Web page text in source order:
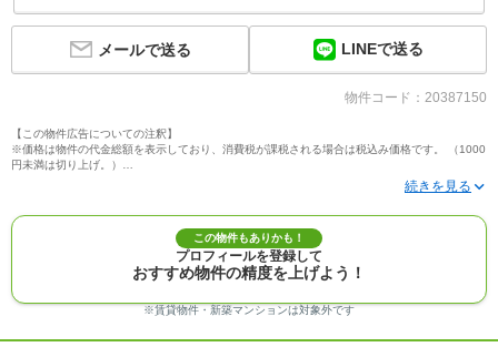
メールで送る LINEで送る
物件コード：20387150
【この物件広告についての注釈】
※価格は物件の代金総額を表示しており、消費税が課税される場合は税込み価格です。 （1000
円未満は切り上げ。）
※写真に写っている、またはパース（絵）や間取り図に描かれている家具や車などは、特にコ
※建築条件付き土地価格には、建物価格は含まれません。
※物件情報は、原則として情報提供日の２日前に最終確認した情報です。
※完成予想図はいずれも外構、植栽、外観等実際のものとは多少異なることがあります。
※モデルルーム・モデルハウス・展示場・ショールームの画像の場合、今回販売の物件と異な
※ＣＧ合成の画像の場合、実際とは多少異なる場合があります。
※物件特徴：販売戸数が複数の物件は、全ての住戸に該当しない項目もあります。
この物件もありかも！
プロフィールを登録して
おすすめ物件の精度を上げよう！
※賃貸物件・新築マンションは対象外です